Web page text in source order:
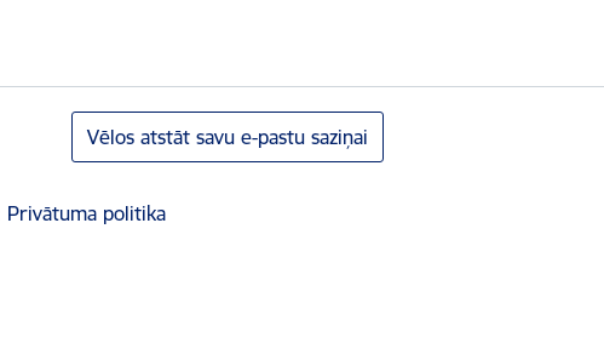
Vēlos atstāt savu e-pastu saziņai
Privātuma politika